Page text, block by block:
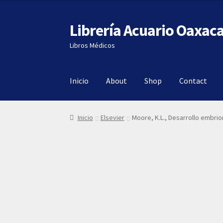
Ir
a
la
Ir
al
contenido
Librería Acuario
Libros Médicos
Inicio About Shop Contact
Inicio Elsevier Moore, K.L., Desarrollo